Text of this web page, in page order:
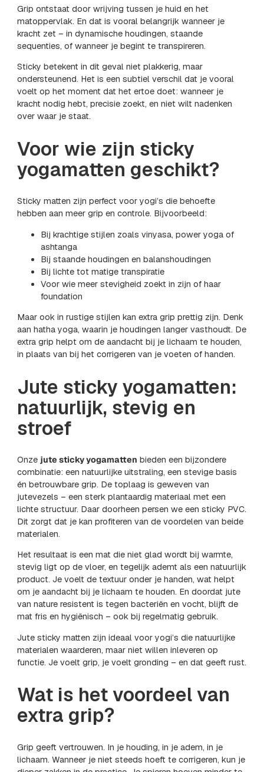
Grip ontstaat door wrijving tussen je huid en het
matoppervlak. En dat is vooral belangrijk wanneer je
kracht zet – in dynamische houdingen, staande
sequenties, of wanneer je begint te transpireren.
Sticky betekent in dit geval niet plakkerig, maar
ondersteunend. Het is een subtiel verschil dat je vooral
voelt op het moment dat het ertoe doet: wanneer je
kracht nodig hebt, precisie zoekt, en niet wilt nadenken
over waar je staat.
Voor wie zijn sticky
yogamatten geschikt?
Sticky matten zijn perfect voor yogi’s die behoefte
hebben aan meer grip en controle. Bijvoorbeeld:
Bij krachtige stijlen zoals vinyasa, power yoga of
ashtanga
Bij staande houdingen en balanshoudingen
Bij lichte tot matige transpiratie
Voor wie meer stevigheid zoekt in zijn of haar
foundation
Maar ook in rustige stijlen kan extra grip prettig zijn. Denk
aan hatha yoga, waarin je houdingen langer vasthoudt. De
extra grip helpt om de aandacht bij je lichaam te houden,
in plaats van bij het corrigeren van je voeten of handen.
Jute sticky yogamatten:
natuurlijk, stevig en
stroef
Onze jute sticky yogamatten bieden een bijzondere
combinatie: een natuurlijke uitstraling, een stevige basis
én betrouwbare grip. De toplaag is geweven van
jutevezels – een sterk plantaardig materiaal met een
lichte structuur. Daar doorheen persen we een sticky PVC.
Dit zorgt dat je kan profiteren van de voordelen van beide
materialen.
Het resultaat is een mat die niet glad wordt bij warmte,
stevig ligt op de vloer, en tegelijk ademt als een natuurlijk
product. Je voelt de textuur onder je handen, wat helpt
om je aandacht bij je lichaam te houden. En doordat jute
van nature resistent is tegen bacteriën en vocht, blijft de
mat fris en hygiënisch – ook bij regelmatig gebruik.
Jute sticky matten zijn ideaal voor yogi’s die natuurlijke
materialen waarderen, maar niet willen inleveren op
functie. Je voelt grip, je voelt gronding – en dat geeft rust.
Wat is het voordeel van
extra grip?
Grip geeft vertrouwen. In je houding, in je adem, in je
lichaam. Wanneer je niet steeds hoeft te corrigeren, kun je